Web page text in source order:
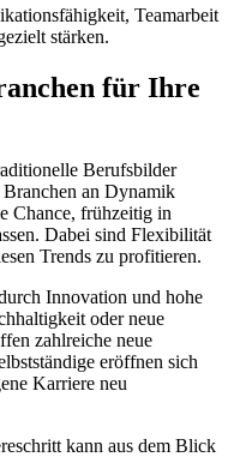
Teamarbeit
stärken.
für Ihre
Berufsbilder
an Dynamik
Chance, frühzeitig in
Dabei sind Flexibilität
Trends zu profitieren.
Innovation und hohe
oder neue
zahlreiche neue
eröffnen sich
Karriere neu
kann aus dem Blick